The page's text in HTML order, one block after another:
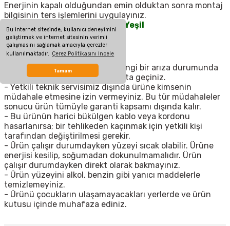
Bu internet sitesinde, kullanıcı deneyimini
geliştirmek ve internet sitesinin verimli
çalışmasını sağlamak amacıyla çerezler
kullanılmaktadır. Çerez Politikasını İncele
Tamam
Enerjinin kapalı olduğundan emin olduktan sonra montaj
bilgisinin ters işlemlerini uygulayınız.
Kahverengi
— L Mavi — N Sarı Yeşil
ÖNEMLİ UYARILAR
- Üründe meydana gelen herhangi bir arıza durumunda
uzman yetkili servisimizle irtibata geçiniz.
- Yetkili teknik servisimiz dışında ürüne kimsenin
müdahale etmesine izin vermeyiniz. Bu tür müdahaleler
sonucu ürün tümüyle garanti kapsamı dışında kalır.
- Bu ürünün harici bükülgen kablo veya kordonu
hasarlanırsa; bir tehlikeden kaçınmak için yetkili kişi
tarafından değiştirilmesi gerekir.
- Ürün çalışır durumdayken yüzeyi sıcak olabilir. Ürüne
enerjisi kesilip, soğumadan dokunulmamalıdır. Ürün
çalışır durumdayken direkt olarak bakmayınız.
- Ürün yüzeyini alkol, benzin gibi yanıcı maddelerle
temizlemeyiniz.
- Ürünü çocukların ulaşamayacakları yerlerde ve ürün
kutusu içinde muhafaza ediniz.